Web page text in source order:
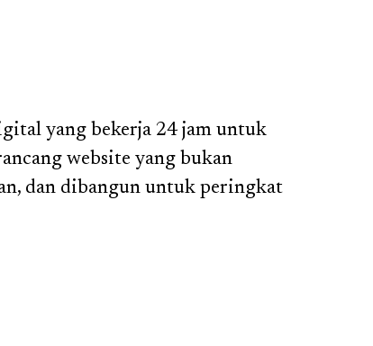
yang bekerja 24 jam untuk
website yang bukan
dan dibangun untuk peringkat